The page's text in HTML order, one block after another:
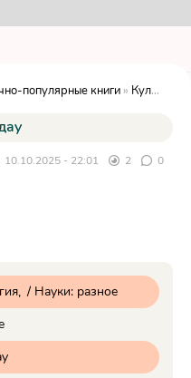
популярные книги » Культурология
10.10.2025 - 22:01 2 0
/ Науки: разное